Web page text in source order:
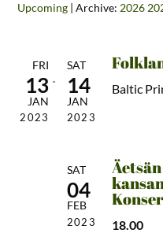
Upcoming | Archive:2026
FRI
13
JAN
2023
SAT
14
JAN
2023
Baltic
SAT
04
FEB
2023
Äetsän
18.00